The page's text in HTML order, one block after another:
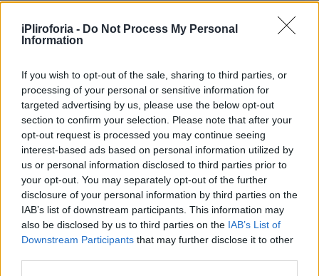
iPliroforia - Do Not Process My Personal
Information
If you wish to opt-out of the sale, sharing to third parties, or
processing of your personal or sensitive information for
targeted advertising by us, please use the below opt-out
section to confirm your selection. Please note that after your
opt-out request is processed you may continue seeing
interest-based ads based on personal information utilized by
us or personal information disclosed to third parties prior to
your opt-out. You may separately opt-out of the further
disclosure of your personal information by third parties on the
IAB’s list of downstream participants. This information may
also be disclosed by us to third parties on the IAB’s List of
Downstream Participants that may further disclose it to other
Συνεντεύξεις 18/11/2025
Τζεφ Μοντάνα: «Κανένας δεν μπορεί
να σου πει ποιος είσαι»